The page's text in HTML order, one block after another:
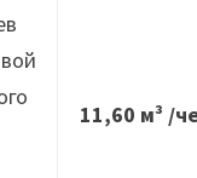
11,60 м³ /